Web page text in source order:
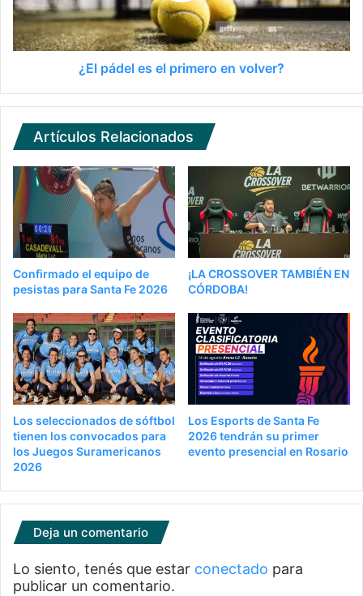
¿El pádel es el primero en volver?
Artículos Relacionados
Confirmado el equipo de
pesistas para Santa Fe 2026
¡LA CROSSOVER TAMBIÉN EN
CÓRDOBA!
Los seleccionados de sóftbol
tienen los convocados para
los Juegos Suramericanos
2026
Los Esports de Santa Fe
2026 tendrán su primer
evento presencial en Rosario
Deja un comentario
Lo siento, tenés que estar conectado para
publicar un comentario.